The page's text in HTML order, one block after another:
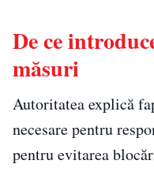
De ce
măsuri
Autoritatea explică
necesare pentru
pentru evitarea